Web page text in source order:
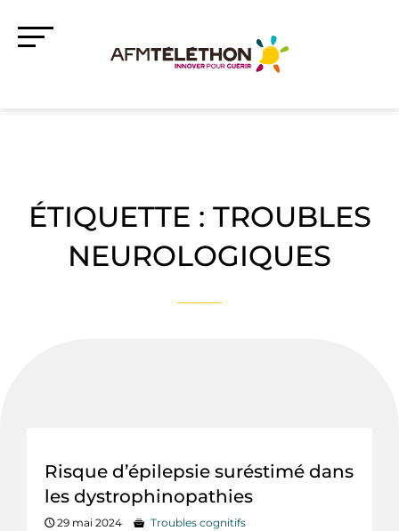
ÉTIQUETTE : TROUBLES
NEUROLOGIQUES
Risque d’épilepsie suréstimé dans
les dystrophinopathies
29 mai 2024
Troubles cognitifs